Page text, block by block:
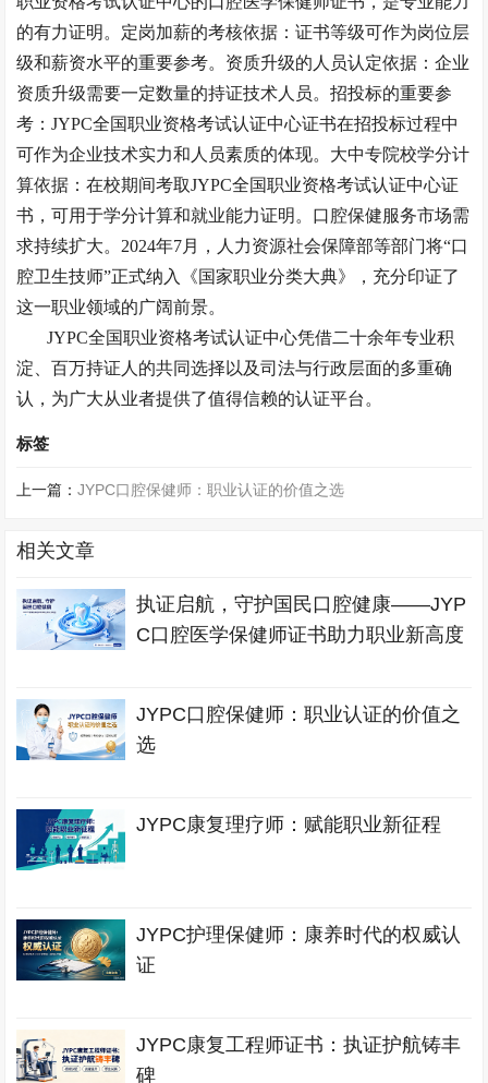
的有力证明。定岗加薪的考核依据：证书等级可作为岗位层
级和薪资水平的重要参考。资质升级的人员认定依据：企业
资质升级需要一定数量的持证技术人员。招投标的重要参
考：JYPC全国职业资格考试认证中心证书在招投标过程中
可作为企业技术实力和人员素质的体现。大中专院校学分计
算依据：在校期间考取JYPC全国职业资格考试认证中心证
书，可用于学分计算和就业能力证明。口腔保健服务市场需
求持续扩大。2024年7月，人力资源社会保障部等部门将“口
腔卫生技师”正式纳入《国家职业分类大典》，充分印证了
这一职业领域的广阔前景。
JYPC全国职业资格考试认证中心凭借二十余年专业积
淀、百万持证人的共同选择 以及司法与行政层面的多重确
认，为广大从业者提供了值得信赖的认证平台。
标签
上一篇：JYPC口腔保健师：职业认证的价值之选
相关文章
执证启航，守护国民口腔健康——JYP
C口腔医学保健师证书助力职业新高度
JYPC口腔保健师：职业认证的价值之
选
JYPC康复理疗师：赋能职业新征程
JYPC护理保健师：康养时代的权威认
证
JYPC康复工程师证书：执证护航铸丰
碑